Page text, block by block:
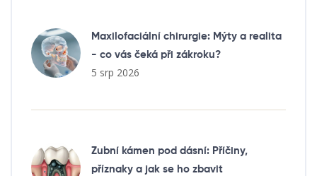
Maxilofaciální chirurgie: Mýty a realita
- co vás čeká při zákroku?
5 srp 2026
Zubní kámen pod dásní: Příčiny,
příznaky a jak se ho zbavit